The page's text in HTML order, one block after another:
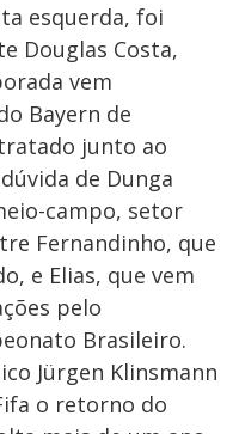
esquerda, foi
Douglas Costa,
vem
Bayern de
junto ao
de Dunga
campo, setor
Fernandinho, que
e Elias, que vem
pelo
Brasileiro.
Jürgen Klinsmann
o retorno do